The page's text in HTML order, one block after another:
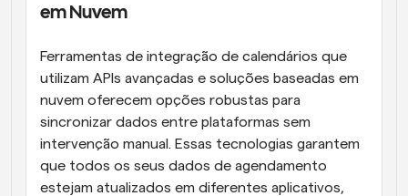
em Nuvem
Ferramentas de integração de calendários que
utilizam APIs avançadas e soluções baseadas em
nuvem oferecem opções robustas para
sincronizar dados entre plataformas sem
intervenção manual. Essas tecnologias garantem
que todos os seus dados de agendamento
estejam atualizados em diferentes aplicativos,